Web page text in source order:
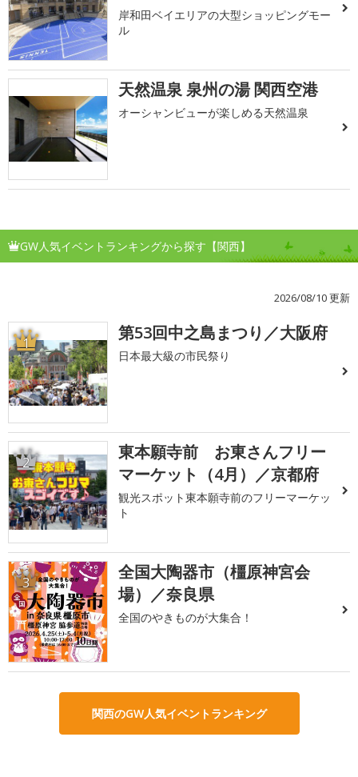
岸和田ベイエリアの大型ショッピングモー
ル
天然温泉 泉州の湯 関西空港
オーシャンビューが楽しめる天然温泉
GW人気イベントランキングから探す【関西】
2026/08/10 更新
1 第53回中之島まつり／大阪府
日本最大級の市民祭り
2
東本願寺前 お東さんフリー
マーケット（4月）／京都府
観光スポット東本願寺前のフリーマーケッ
ト
3
全国大陶器市（橿原神宮会
場）／奈良県
全国のやきものが大集合！
関西のGW人気イベントランキング